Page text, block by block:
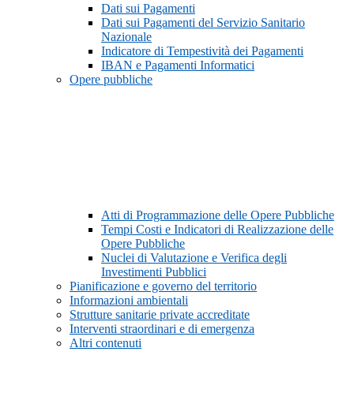
Dati sui Pagamenti
Dati sui Pagamenti del Servizio Sanitario
Nazionale
Indicatore di Tempestività dei Pagamenti
IBAN e Pagamenti Informatici
Opere pubbliche
Atti di Programmazione delle Opere Pubbliche
Tempi Costi e Indicatori di Realizzazione delle
Opere Pubbliche
Nuclei di Valutazione e Verifica degli
Investimenti Pubblici
Pianificazione e governo del territorio
Informazioni ambientali
Strutture sanitarie private accreditate
Interventi straordinari e di emergenza
Altri contenuti